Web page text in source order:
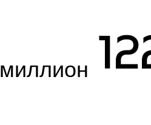
миллион